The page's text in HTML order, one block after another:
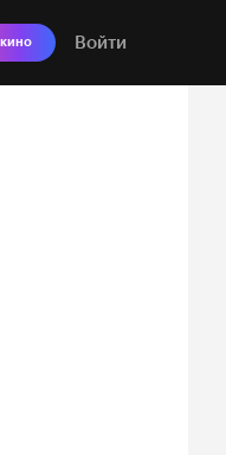
Войти